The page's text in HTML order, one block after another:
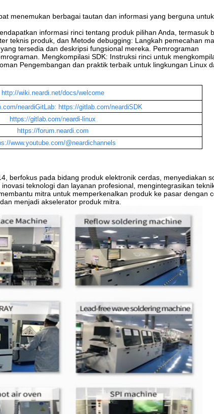
menemukan berbagai tautan dan informasi yang berguna untuk
informasi rinci tentang produk pilihan Anda, termasuk
teknis produk, dan Metode debugging: Langkah pemecahan
tersedia dan deskripsi fungsional mereka. Pemrograman
Mengkompilasi SDK: Instruksi rinci untuk
Pengembangan dan praktik terbaik untuk lingkungan Linux
http://wiki.neardi.net/docs/welcome
neardiGitLab: https://gitlab.com/neardiSDK
https://gitlab.com/neardi-linux
https://forum.neardi.com
www.youtube.com/@neardichannels
berfokus pada bidang produk elektronik cerdas, menyediakan
teknologi dan layanan profesional, mengintegrasikan
mitra untuk memperkenalkan produk ke pasar dengan
menjadi akselerator produk mitra.